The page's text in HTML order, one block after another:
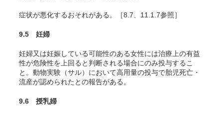
症状が悪化するおそれがある。［8.7、11.1.7参照］
9.5 妊婦
妊婦又は妊娠している可能性のある女性には治療上の有益
性が危険性を上回ると判断される場合にのみ投与するこ
と。動物実験（サル）において高用量の投与で胎児死亡・
流産が認められたとの報告がある。
9.6 授乳婦